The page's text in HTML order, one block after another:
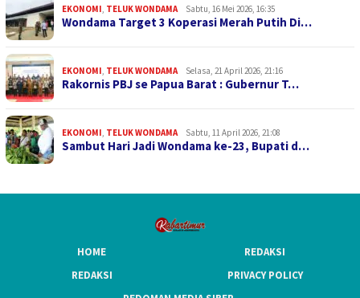
EKONOMI, TELUK WONDAMA Sabtu, 16 Mei 2026, 16:35
Wondama Target 3 Koperasi Merah Putih Di…
EKONOMI, TELUK WONDAMA Selasa, 21 April 2026, 21:16
Rakornis PBJ se Papua Barat : Gubernur T…
EKONOMI, TELUK WONDAMA Sabtu, 11 April 2026, 21:08
Sambut Hari Jadi Wondama ke-23, Bupati d…
HOME
REDAKSI
REDAKSI
PRIVACY POLICY